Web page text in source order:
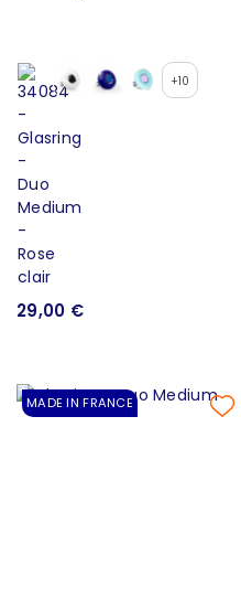
+10
29,00 €
MADE IN FRANCE